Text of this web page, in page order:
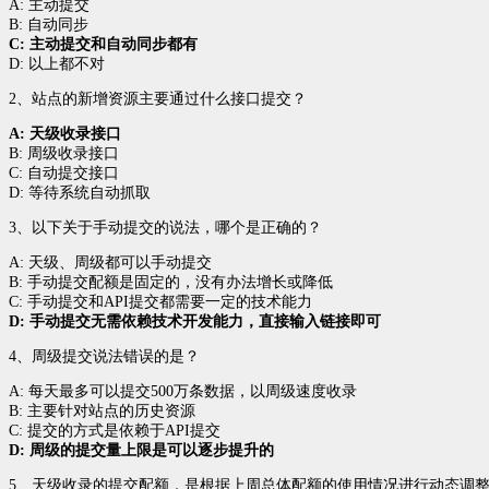
A: 主动提交
B: 自动同步
C: 主动提交和自动同步都有
D: 以上都不对
2、站点的新增资源主要通过什么接口提交？
A: 天级收录接口
B: 周级收录接口
C: 自动提交接口
D: 等待系统自动抓取
3、以下关于手动提交的说法，哪个是正确的？
A: 天级、周级都可以手动提交
B: 手动提交配额是固定的，没有办法增长或降低
C: 手动提交和API提交都需要一定的技术能力
D: 手动提交无需依赖技术开发能力，直接输入链接即可
4、周级提交说法错误的是？
A: 每天最多可以提交500万条数据，以周级速度收录
B: 主要针对站点的历史资源
C: 提交的方式是依赖于API提交
D: 周级的提交量上限是可以逐步提升的
5、天级收录的提交配额，是根据上周总体配额的使用情况进行动态调